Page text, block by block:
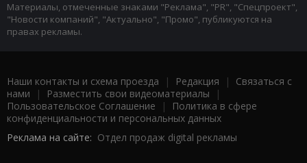
Материалы, отмеченные знаками "Реклама", "PR", "Спецпроект",
"Новости компаний", "Актуально", "Промо", публикуются на
правах рекламы.
Наши контакты и схема проезда | Редакция | Связаться с
нами | Разместить свои видеоматериалы |
Пользовательское Соглашение |
Политика в сфере
конфиденциальности и персональных данных
Реклама на сайте: Отдел продаж digital рекламы